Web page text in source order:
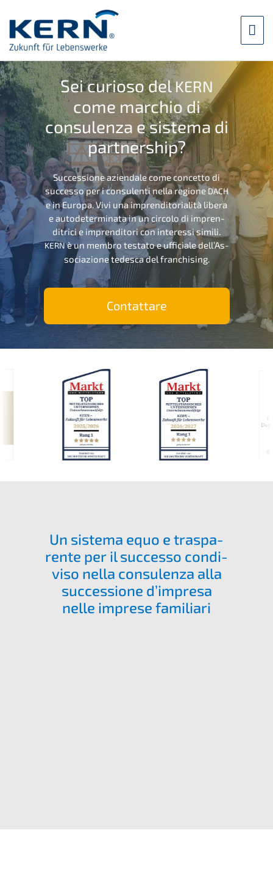
Inhalt
springen
Sei curio­so delKERN
come marchio di
consu­len­za e siste­ma di
partnership?
Succes­sio­ne aziend­a­le come concet­to di
succes­so per i consu­len­ti nella regio­neDACH
e in Europa. Vivi una impren­di­to­ri­a­li­tà libera
e autode­ter­mi­na­ta in un circo­lo di impren­
dit­ri­ci e impren­di­to­ri con inter­es­si simili.
KERNè un membro testa­to e uffici­a­le dell’As­
so­cia­zio­ne tedes­ca del franchising.
Contat­ta­re
Un siste­ma equo e traspa­
ren­te per il succes­so condi­
vi­so nella consu­len­za alla
succes­sio­ne d’impre­sa
nelle impre­se familiari